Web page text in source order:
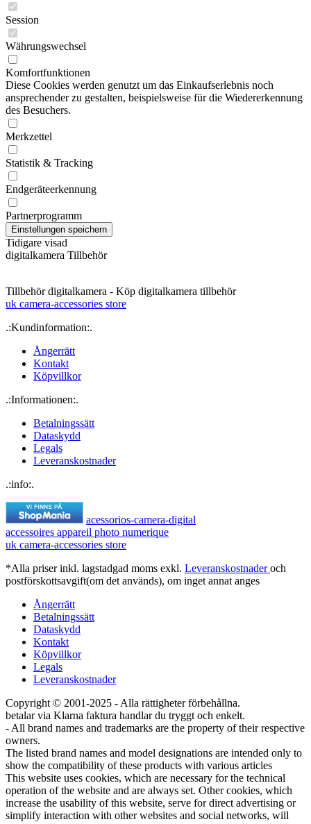
Session
Währungswechsel
Komfortfunktionen
Diese Cookies werden genutzt um das Einkaufserlebnis noch
ansprechender zu gestalten, beispielsweise für die Wiedererkennung
des Besuchers.
Merkzettel
Statistik & Tracking
Endgeräteerkennung
Partnerprogramm
Tidigare visad
digitalkamera Tillbehör
Tillbehör digitalkamera - Köp digitalkamera tillbehör
uk camera-accessories store
.:Kundinformation:.
Ångerrätt
Kontakt
Köpvillkor
.:Informationen:.
Betalningssätt
Dataskydd
Legals
Leveranskostnader
.:info:.
acessorios-camera-digital
accessoires appareil photo numerique
uk camera-accessories store
*Alla priser inkl. lagstadgad moms exkl. Leveranskostnaderoch
postförskottsavgift(om det används), om inget annat anges
Ångerrätt
Betalningssätt
Dataskydd
Kontakt
Köpvillkor
Legals
Leveranskostnader
Copyright © 2001-2025 - Alla rättigheter förbehållna.
betalar via Klarna faktura handlar du tryggt och enkelt.
- All brand names and trademarks are the property of their respective
owners.
The listed brand names and model designations are intended only to
show the compatibility of these products with various articles
This website uses cookies, which are necessary for the technical
operation of the website and are always set. Other cookies, which
increase the usability of this website, serve for direct advertising or
simplify interaction with other websites and social networks, will